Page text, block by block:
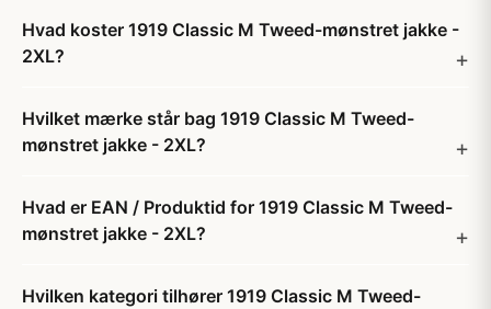
Hvad koster 1919 Classic M Tweed-mønstret jakke -
2XL?
Hvilket mærke står bag 1919 Classic M Tweed-
mønstret jakke - 2XL?
Hvad er EAN / Produktid for 1919 Classic M Tweed-
mønstret jakke - 2XL?
Hvilken kategori tilhører 1919 Classic M Tweed-